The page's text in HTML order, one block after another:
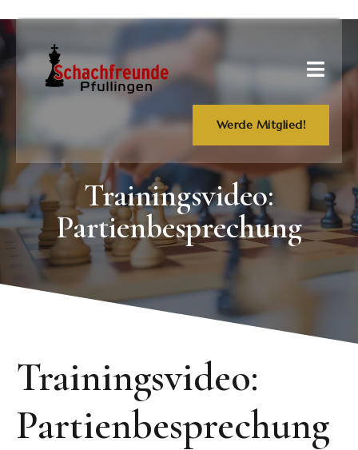
Werde Mitglied!
Trainingsvideo:
Partienbesprechung
Trainingsvideo:
Partienbesprechung